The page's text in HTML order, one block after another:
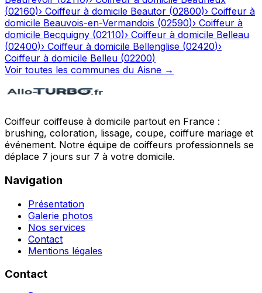
(02160)› Coiffeur à domicile Beautor (02800)› Coiffeur à
domicile Beauvois-en-Vermandois (02590)› Coiffeur à
domicile Becquigny (02110)› Coiffeur à domicile Belleau
(02400)› Coiffeur à domicile Bellenglise (02420)›
Coiffeur à domicile Belleu (02200)
Voir toutes les communes du Aisne →
Coiffeur coiffeuse à domicile partout en France :
brushing, coloration, lissage, coupe, coiffure mariage et
événement. Notre équipe de coiffeurs professionnels se
déplace 7 jours sur 7 à votre domicile.
Navigation
Présentation
Galerie photos
Nos services
Contact
Mentions légales
Contact